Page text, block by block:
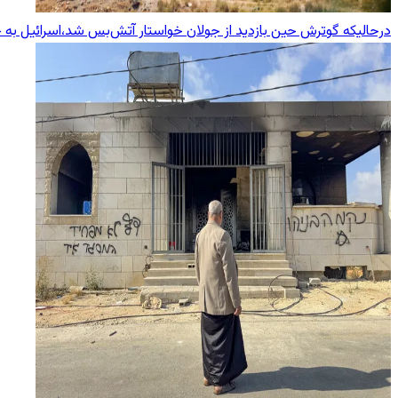
درحالیکه گوترش حین بازدید از جولان خواستار آتش‌بس شد،اسرائیل